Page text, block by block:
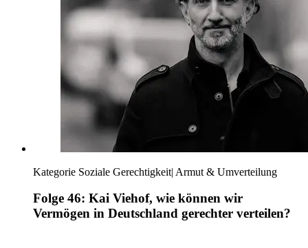
Kategorie Soziale Gerechtigkeit| Armut & Umverteilung
Folge 46: Kai Viehof, wie können wir
Vermögen in Deutschland gerechter verteilen?